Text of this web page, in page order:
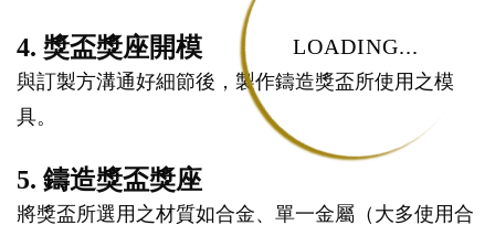
LOADING...
4. 獎盃獎座開模
與訂製方溝通好細節後，製作鑄造獎盃所使用之模
具。
5. 鑄造獎盃獎座
將獎盃所選用之材質如合金、單一金屬（大多使用合